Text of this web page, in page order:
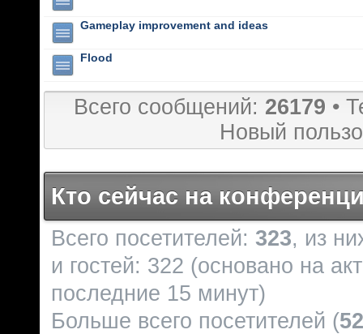
Gameplay improvement and ideas
Flood
Всего сообщений: 26179 •
Новый
Кто сейчас на
Всего посетителей: 323, из
и гостей: 322 (основано на
последние 15 минут)
Больше всего посетителей (